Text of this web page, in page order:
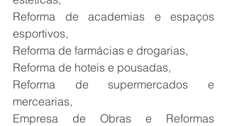
Reforma de academias e espaços
esportivos,
Reforma de farmácias e drogarias,
Reforma de hoteis e pousadas,
Reforma de supermercados e
mercearias,
Empresa de Obras e Reformas